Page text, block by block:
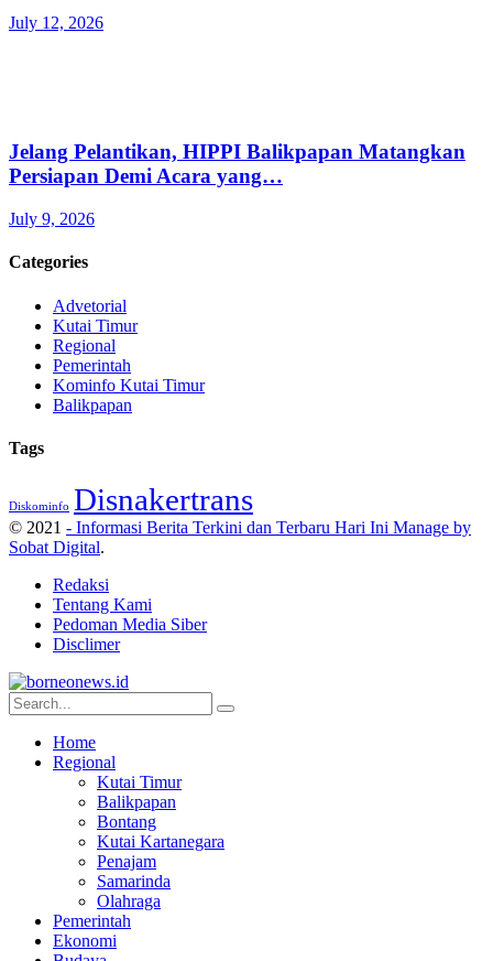
July 12, 2026
Jelang Pelantikan, HIPPI Balikpapan Matangkan
Persiapan Demi Acara yang…
July 9, 2026
Categories
Advetorial
Kutai Timur
Regional
Pemerintah
Kominfo Kutai Timur
Balikpapan
Tags
Diskominfo Disnakertrans
© 2021 - Informasi Berita Terkini dan Terbaru Hari Ini Manage by
Sobat Digital.
Redaksi
Tentang Kami
Pedoman Media Siber
Disclimer
Home
Regional
Kutai Timur
Balikpapan
Bontang
Kutai Kartanegara
Penajam
Samarinda
Olahraga
Pemerintah
Ekonomi